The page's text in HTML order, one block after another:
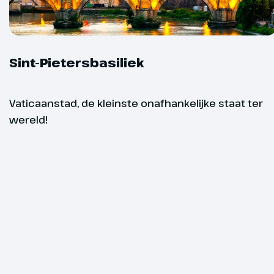
Sint-Pietersbasiliek
Vaticaanstad, de kleinste onafhankelijke staat ter
wereld!
zijn in de
lange
bezoek
ooit het
misschien
Pantheon,
de
deelnemers